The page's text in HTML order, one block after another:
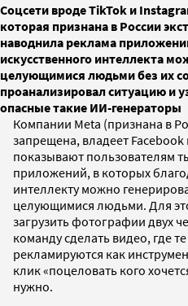
Соцсети вроде TikTok и
которая признана в России
наводнила реклама
искусственного интеллекта
целующимися людьми без их
проанализировал ситуацию и
опасные такие ИИ-генераторы
Компании Meta (признана в
запрещена, владеет
показывают пользователям
приложений, в которых
интеллекту можно
целующимися людьми. Для
загрузить фотографии двух
команду сделать видео, где
рекламируются как
клик «поцеловать кого
нужно.